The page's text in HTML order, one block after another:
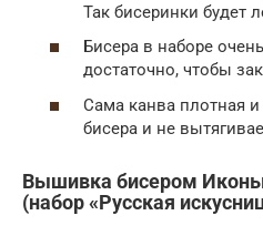
Так бисеринки будет
Бисера в наборе
достаточно, чтобы
Сама канва плотная
бисера и не
Вышивка бисером
(набор «Русская